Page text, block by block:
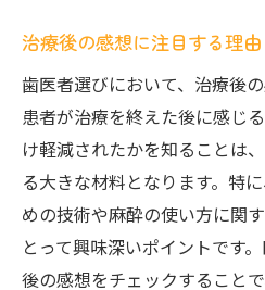
治療後の感想に注目する理由
歯医者選びにおいて、治療後
患者が治療を終えた後に感じ
け軽減されたかを知ることは
る大きな材料となります。特
めの技術や麻酔の使い方に関
とって興味深いポイントです
後の感想をチェックすること